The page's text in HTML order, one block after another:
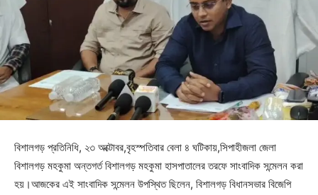
বিশালগড় প্রতিনিধি, ২৩ অক্টোবর,বৃহস্পতিবার বেলা ৪ ঘটিকায়,সিপাহীজলা জেলা
বিশালগড় মহকুমা অন্তগর্ত বিশালগড় মহকুমা হাসপাতালের তরফে সাংবাদিক সন্মেলন করা
হয়।আজকের এই সাংবাদিক সন্মেলন উপস্থিত ছিলেন, বিশালগড় বিধানসভার বিজেপি